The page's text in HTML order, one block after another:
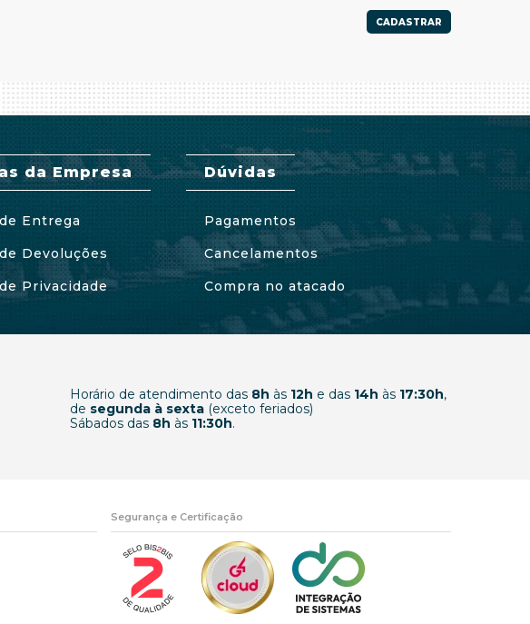
CADASTRAR
da Empresa
Entrega
Devoluções
Privacidade
Dúvidas
Pagamentos
Cancelamentos
Compra no atacado
Horário de atendimento das 8h às 12h e das 14h às 17:30h,
de segunda à sexta (exceto feriados)
Sábados das 8h às 11:30h.
Segurança e Certificação